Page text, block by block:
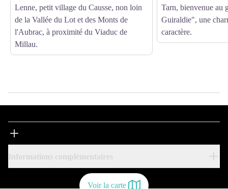
Voir la carte
Lenne, petit village du Causse, non loin
de la Vallée du Lot et des Monts de
l'Aubrac, à proximité du Viaduc de
Millau.
Tarn, bienvenue au
Guiraldie", une
caractère.
Informations complémentaires